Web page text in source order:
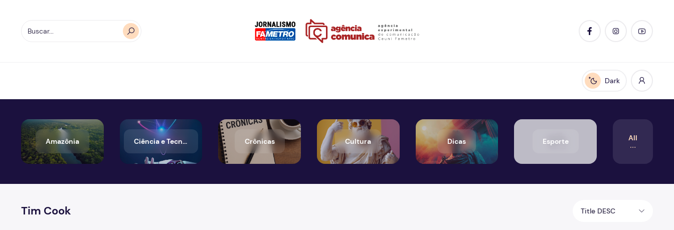
Enable dark mode
Dark
Amazônia Ciência e Tecnologia Crônicas Cultura Dicas Esporte All
Tim Cook Title DESC